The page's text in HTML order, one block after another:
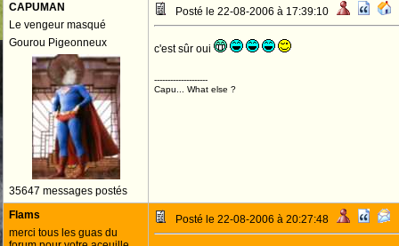
CAPUMAN
Le vengeur masqué
Gourou Pigeonneux
35647 messages postés
Posté le 22-08-2006 à 17:39:10
c'est sûr oui
--------------------
Capu... What else ?
Flams
merci tous les guas du
Posté le 22-08-2006 à 20:27:48